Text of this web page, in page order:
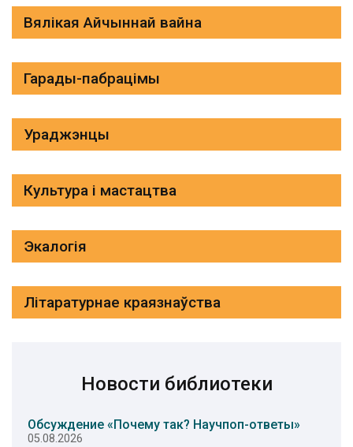
Вялікая Айчыннай вайна
Гарады-пабрацімы
Ураджэнцы
Культура і мастацтва
Экалогія
Літаратурнае краязнаўства
Новости библиотеки
Обсуждение «Почему так? Научпоп-ответы»
05.08.2026